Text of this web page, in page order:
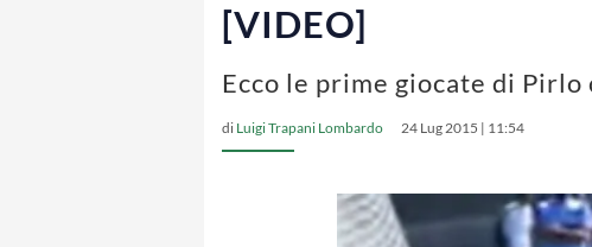
[VIDEO]
Ecco le prime giocate di
di Luigi Trapani Lombardo 24 Lug 2015 | 11:54